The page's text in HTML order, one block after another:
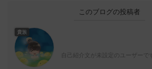
このブログの投稿者
貴族
自己紹介文が未設定のユーザーです